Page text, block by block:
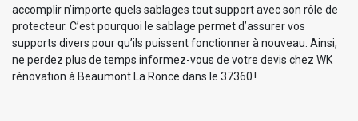
accomplir n’importe quels sablages tout support avec son rôle de
protecteur. C’est pourquoi le sablage permet d’assurer vos
supports divers pour qu’ils puissent fonctionner à nouveau. Ainsi,
ne perdez plus de temps informez-vous de votre devis chez WK
rénovation à Beaumont La Ronce dans le 37360 !